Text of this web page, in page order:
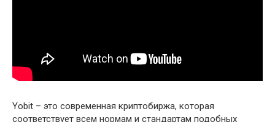
Yobit – это современная криптобиржа, которая
соответствует всем нормам и стандартам подобных